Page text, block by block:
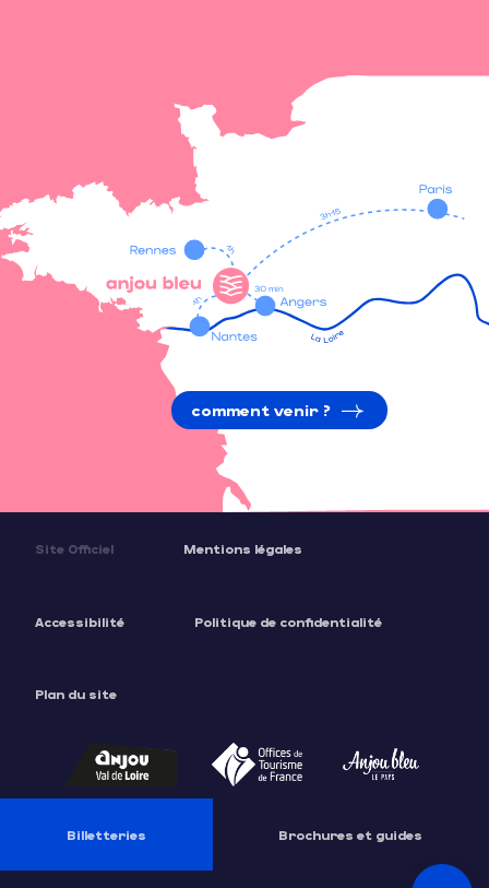
par email
comment venir ?
Site Officiel Mentions légales
Accessibilité Politique de confidentialité
Plan du site
Billetteries Brochures et guides